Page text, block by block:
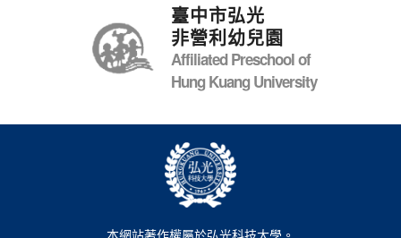
臺中市弘光
非營利幼兒園
Affiliated Preschool of
Hung Kuang University
本網站著作權屬於弘光科技大學。